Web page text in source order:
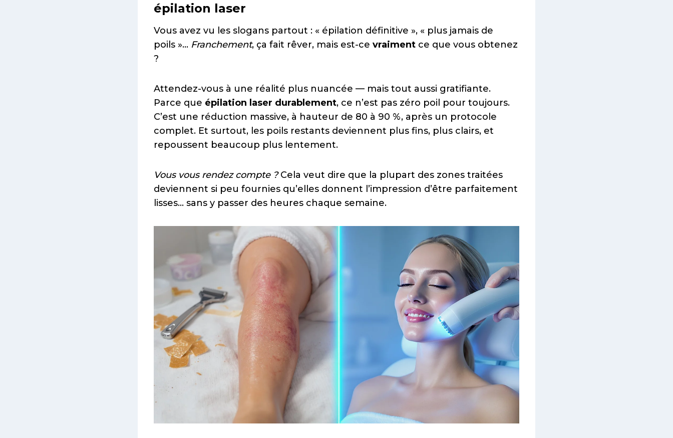
épilation laser
Vous avez vu les slogans partout : « épilation définitive », « plus jamais de
poils »… Franchement, ça fait rêver, mais est-ce vraiment ce que vous obtenez
?
Attendez-vous à une réalité plus nuancée — mais tout aussi gratifiante.
Parce que épilation laser durablement, ce n’est pas zéro poil pour toujours.
C’est une réduction massive, à hauteur de 80 à 90 %, après un protocole
complet. Et surtout, les poils restants deviennent plus fins, plus clairs, et
repoussent beaucoup plus lentement.
Vous vous rendez compte ?Cela veut dire que la plupart des zones traitées
deviennent si peu fournies qu’elles donnent l’impression d’être parfaitement
lisses… sans y passer des heures chaque semaine.